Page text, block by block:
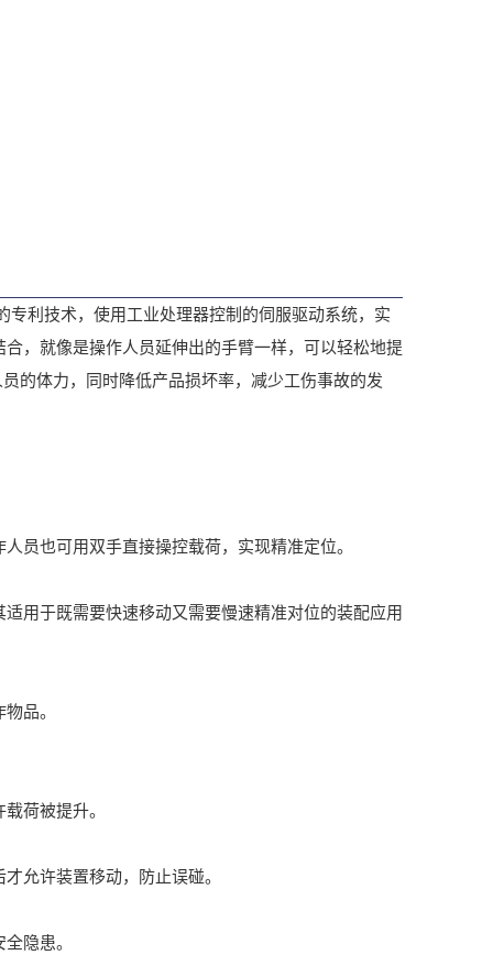
利技术，使用工业处理器控制的伺服驱动系统，实
，就像是操作人员延伸出的手臂一样，可以轻松地提
的体力，同时降低产品损坏率，减少工伤事故的发
也可用双手直接操控载荷，实现精准定位。
于既需要快速移动又需要慢速精准对位的装配应用
品。
荷被提升。
允许装置移动，防止误碰。
隐患。